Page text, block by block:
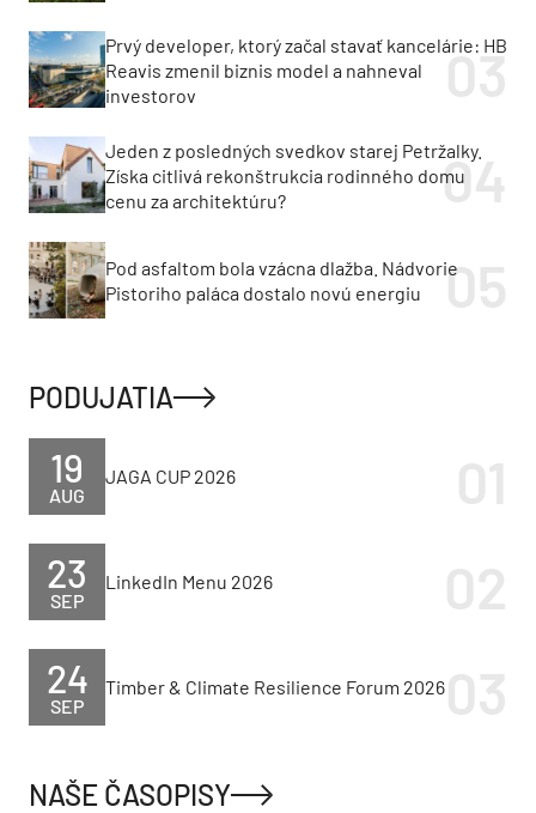
Prvý developer, ktorý začal stavať kancelárie: HB
Reavis zmenil biznis model a nahneval
investorov
Jeden z posledných svedkov starej Petržalky.
Získa citlivá rekonštrukcia rodinného domu
cenu za architektúru?
Pod asfaltom bola vzácna dlažba. Nádvorie
Pistoriho paláca dostalo novú energiu
PODUJATIA
AUG
19 JAGA CUP 2026
SEP
23 LinkedIn Menu 2026
SEP
24 Timber & Climate Resilience Forum 2026
NAŠE ČASOPISY